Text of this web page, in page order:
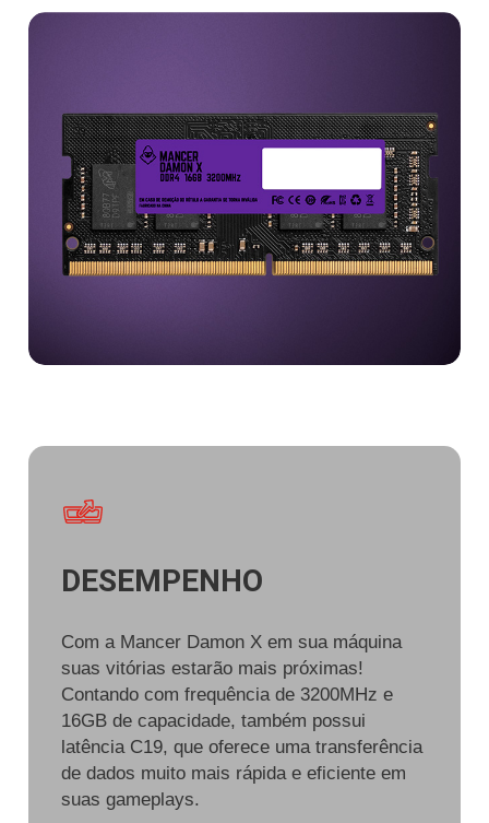
DESEMPENHO
Com a Mancer Damon X em sua máquina
suas vitórias estarão mais próximas!
Contando com frequência de 3200MHz e
16GB de capacidade, também possui
latência C19, que oferece uma transferência
de dados muito mais rápida e eficiente em
suas gameplays.